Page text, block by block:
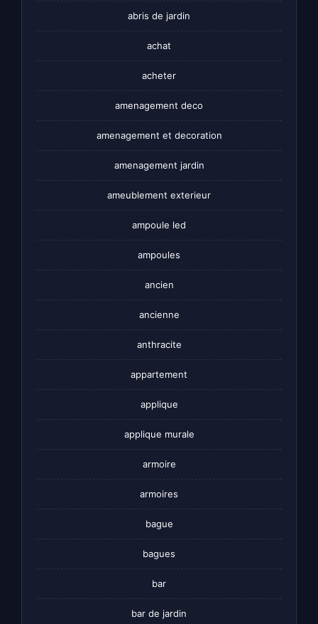
abris de jardin
achat
acheter
amenagement deco
amenagement et decoration
amenagement jardin
ameublement exterieur
ampoule led
ampoules
ancien
ancienne
anthracite
appartement
applique
applique murale
armoire
armoires
bague
bagues
bar
bar de jardin